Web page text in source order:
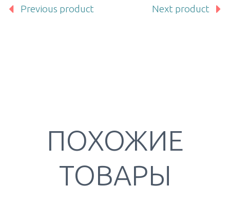
Previous product Next product
ПОХОЖИЕ
ТОВАРЫ